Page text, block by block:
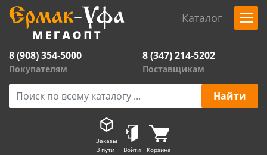
Каталог
8 (908) 354-5000
Покупателям
8 (347) 214-5202
Поставщикам
Заказы
В пути
Войти Корзина